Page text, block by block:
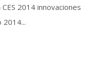
2014 innovaciones
2014...